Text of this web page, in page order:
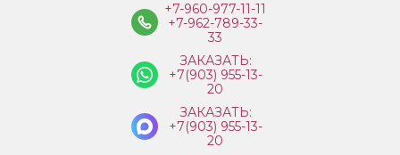
+7-960-977-11-11
+7-962-789-33-
33
ЗАКАЗАТЬ:
+7(903) 955-13-
20
ЗАКАЗАТЬ:
+7(903) 955-13-
20